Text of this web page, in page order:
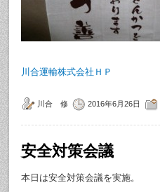
川合運輸株式会社ＨＰ
川合 修 2016年6月26日
安全対策会議
本日は安全対策会議を実施。